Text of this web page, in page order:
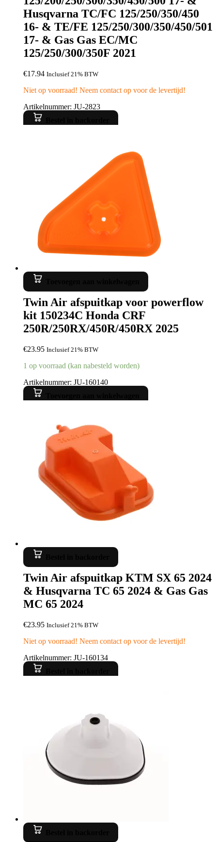
Husqvarna TC/FC 125/250/350/450
16- & TE/FE 125/250/300/350/450/501
17- & Gas Gas EC/MC
125/250/300/350F 2021
€17.94 Inclusief 21% BTW
Niet op voorraad! Neem contact op voor de levertijd!
Artikelnummer: JU-2823
Twin Air afspuitkap voor powerflow
kit 150234C Honda CRF
250R/250RX/450R/450RX 2025
€23.95 Inclusief 21% BTW
1 op voorraad (kan nabesteld worden)
Artikelnummer: JU-160140
Twin Air afspuitkap KTM SX 65 2024
& Husqvarna TC 65 2024 & Gas Gas
MC 65 2024
€23.95 Inclusief 21% BTW
Niet op voorraad! Neem contact op voor de levertijd!
Artikelnummer: JU-160134